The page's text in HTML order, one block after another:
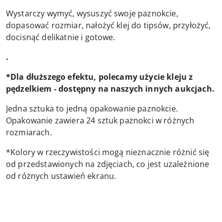
Wystarczy wymyć, wysuszyć swoje paznokcie,
dopasować rozmiar, nałożyć klej do tipsów, przyłożyć,
docisnąć delikatnie i gotowe.
.
*Dla dłuższego efektu, polecamy użycie kleju z
pędzelkiem - dostępny na naszych innych aukcjach.
Jedna sztuka to jedną opakowanie paznokcie.
Opakowanie zawiera 24 sztuk paznokci w różnych
rozmiarach.
*Kolory w rzeczywistości mogą nieznacznie różnić się
od przedstawionych na zdjęciach, co jest uzależnione
od różnych ustawień ekranu.